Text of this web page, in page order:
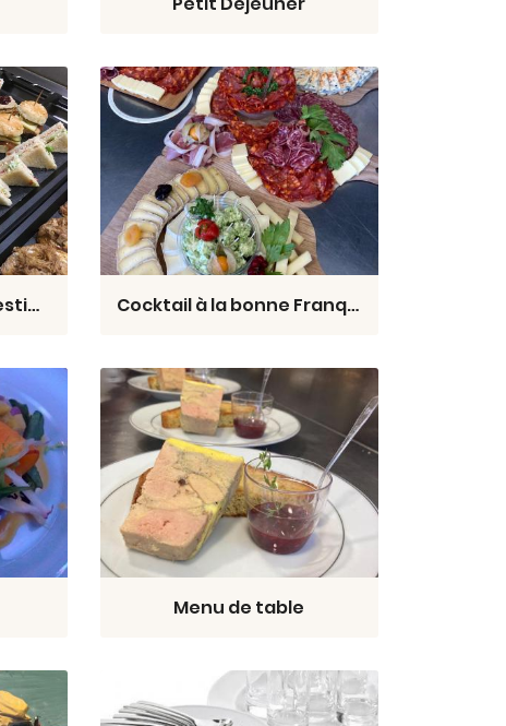
Cocktail Dinatoire Prestige Cocktail à la bonne Franquette
Menu de table